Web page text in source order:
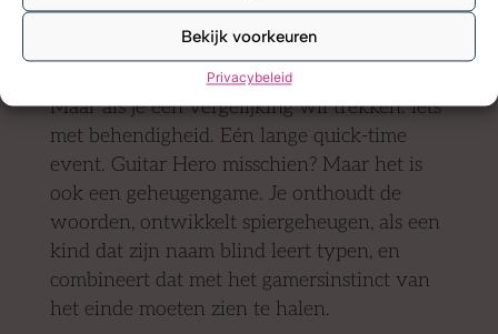
Bekijk voorkeuren
Privacybeleid
How To Walk Out the Door is een – bij mijn
weten – volstrekt unieke game-ervaring.
Maar als je een vergelijking wil trekken: iets
met behendigheid. Eén lange quick-time
event. Guitar Hero misschien? Maar het is
ook een geheugengame. Je onthoudt de
woorden, ontwikkelt spiergeheugen, als een
kind dat zijn naam blind leert typen, en
combineert dat met het gamersinstinct van
het einde moeten zien te halen.